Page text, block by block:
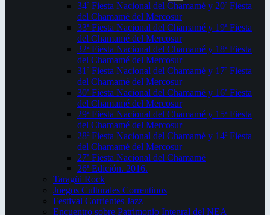
34ª Fiesta Nacional del Chamamé y 20ª Fiesta
del Chamamé del Mercosur
33ª Fiesta Nacional del Chamamé y 19ª Fiesta
del Chamamé del Mercosur
32ª Fiesta Nacional del Chamamé y 18ª Fiesta
del Chamamé del Mercosur
31ª Fiesta Nacional del Chamamé y 17ª Fiesta
del Chamamé del Mercosur
30ª Fiesta Nacional del Chamamé y 16ª Fiesta
del Chamamé del Mercosur
29ª Fiesta Nacional del Chamamé y 15ª Fiesta
del Chamamé del Mercosur
28ª Fiesta Nacional del Chamamé y 14ª Fiesta
del Chamamé del Mercosur
27ª Fiesta Nacional del Chamamé
26ª Edición. 2016.
Taragüi Rock
Juegos Culturales Correntinos
Festival Corrientes Jazz
Encuentro sobre Patrimonio Integral del NEA